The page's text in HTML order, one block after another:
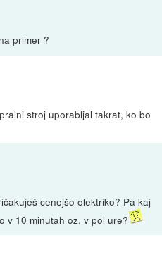
primer ?
stroj uporabljal takrat, ko bo
cenejšo elektriko? Pa kaj
v 10 minutah oz. v pol ure?